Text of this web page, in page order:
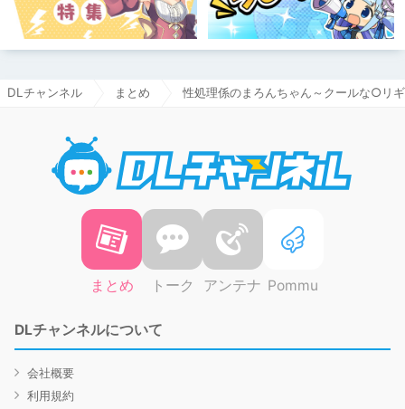
DLチャンネル まとめ 性処理係のまろんちゃん～クールな○リ
まとめ トーク アンテナ Pommu
DLチャンネルについて
会社概要
利用規約